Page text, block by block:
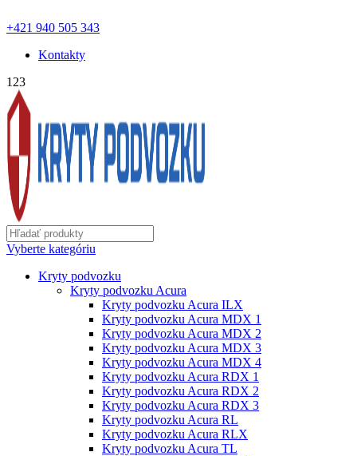
+421 940 505 343
Kontakty
123
Vyberte kategóriu
Kryty podvozku
Kryty podvozku Acura
Kryty podvozku Acura ILX
Kryty podvozku Acura MDX 1
Kryty podvozku Acura MDX 2
Kryty podvozku Acura MDX 3
Kryty podvozku Acura MDX 4
Kryty podvozku Acura RDX 1
Kryty podvozku Acura RDX 2
Kryty podvozku Acura RDX 3
Kryty podvozku Acura RL
Kryty podvozku Acura RLX
Kryty podvozku Acura TL